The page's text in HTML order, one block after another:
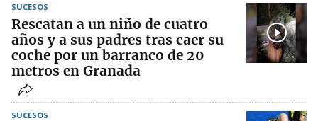
SUCESOS
Rescatan a un niño de cuatro
años y a sus padres tras caer su
coche por un barranco de 20
metros en Granada
SUCESOS